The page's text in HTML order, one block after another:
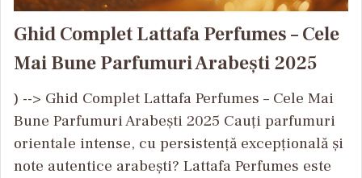
Ghid Complet Lattafa Perfumes – Cele
Mai Bune Parfumuri Arabești 2025
) --> Ghid Complet Lattafa Perfumes – Cele Mai
Bune Parfumuri Arabești 2025 Cauți parfumuri
orientale intense, cu persistență excepțională și
note autentice arabești? Lattafa Perfumes este